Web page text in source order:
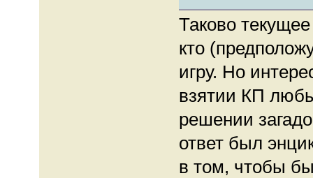
Таково
кто
игру. Но
взятии КП
решении
ответ был
в том, чтобы